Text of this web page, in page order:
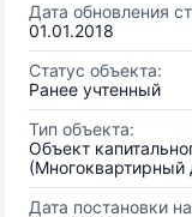
Дата обновления
01.01.2018
Статус объекта:
Ранее учтенный
Тип объекта:
Объект
Дата постановки